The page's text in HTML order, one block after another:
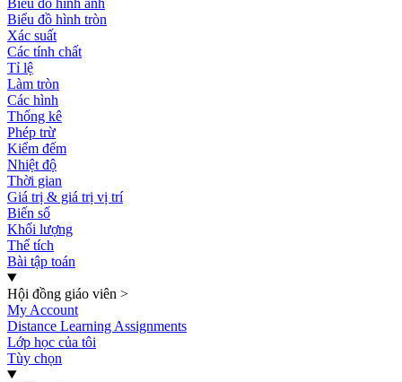
Biểu đồ hình ảnh
Biểu đồ hình tròn
Xác suất
Các tính chất
Tỉ lệ
Làm tròn
Các hình
Thống kê
Phép trừ
Kiểm đếm
Nhiệt độ
Thời gian
Giá trị & giá trị vị trí
Biến số
Khối lượng
Thể tích
Bài tập toán
Hội đồng giáo viên >
My Account
Distance Learning Assignments
Lớp học của tôi
Tùy chọn